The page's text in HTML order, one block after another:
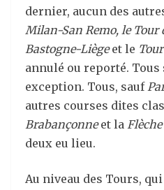
dernier, aucun des
Milan-San Remo, le Tour
Bastogne-Liègeet le
annulé ou reporté. Tous
exception. Tous, sauf
autres courses dites
Brabançonneet la
deux eu lieu.
Au niveau des Tours,